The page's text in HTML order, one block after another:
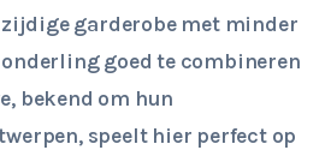
garderobe met minder
goed te combineren
bekend om hun
speelt hier perfect op